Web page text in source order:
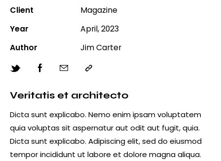
Client
Magazine
Year
April, 2023
Author
Jim Carter
Veritatis et architecto
Dicta sunt explicabo. Nemo enim ipsam voluptatem
quia voluptas sit aspernatur aut odit aut fugit, quia.
Dicta sunt explicabo. Adipiscing elit, sed do eiusmod
tempor incididunt ut labore et dolore magna aliqua.